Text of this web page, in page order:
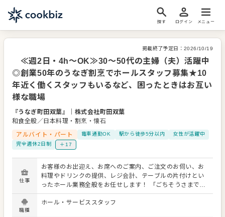
探す ログイン メニュー
掲載終了予定日： 2026/10/19
≪週2日・4h～OK≫30～50代の主婦（夫）活躍中
◎創業50年のうなぎ割烹でホールスタッフ募集★10
年近く働くスタッフもいるなど、困ったときはお互い
様な職場
『うなぎ町田双葉』
株式会社町田双葉
和食全般／日本料理・割烹・懐石
アルバイト・パート
電車通勤OK 駅から徒歩5分以内
女性が活躍中
完全週休2日制
＋17
仕事
お客様のお出迎え、お席へのご案内、ご注文のお伺い、お
料理やドリンクの提供、レジ会計、テーブルの片付けとい
ったホール業務全般をお任せします！ 「ごちそうさまでし
た、美味しかったよ」お客様からいただくその一言が、私
たちの何よりの喜びです◎あなたにお任せするのは、お客
職種
ホール・サービススタッフ